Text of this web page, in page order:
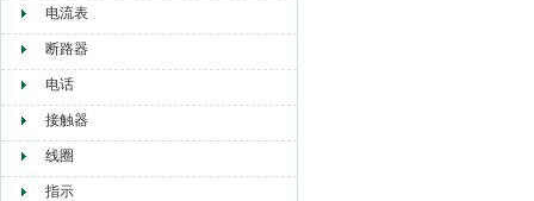
电流表
断路器
电话
接触器
线圈
指示